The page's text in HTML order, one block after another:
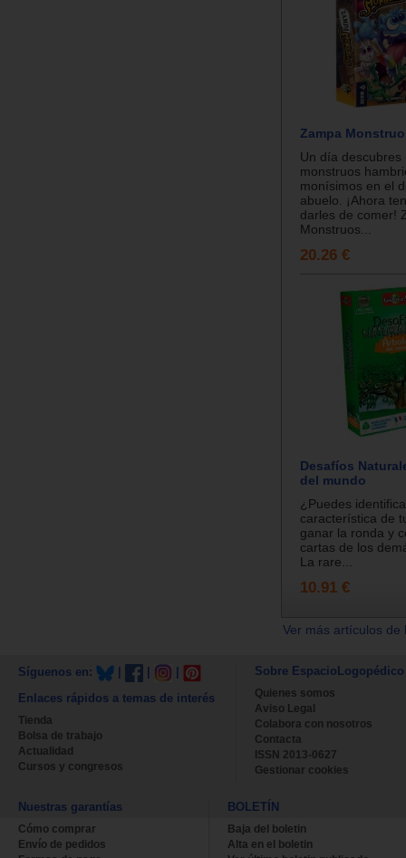
Zampa
Un día descubres
monstruos
monísimos en el
abuelo. ¡Ahora
darles de comer!
Monstruos...
20.26 €
Desafíos
del mundo
¿Puedes
característica de
ganar la ronda y
cartas de los
La rare...
10.91 €
Ver más artículos
Síguenos en:
Enlaces rápidos a temas de interés
Tienda
Bolsa de trabajo
Actualidad
Cursos y congresos
Sobre EspacioLogopédico
Quienes somos
Aviso Legal
Colabora con nosotros
Contacta
ISSN 2013-0627
Gestionar cookies
Nuestras garantías
Cómo comprar
Envío de pedidos
BOLETÍN
Baja del boletin
Alta en el boletin